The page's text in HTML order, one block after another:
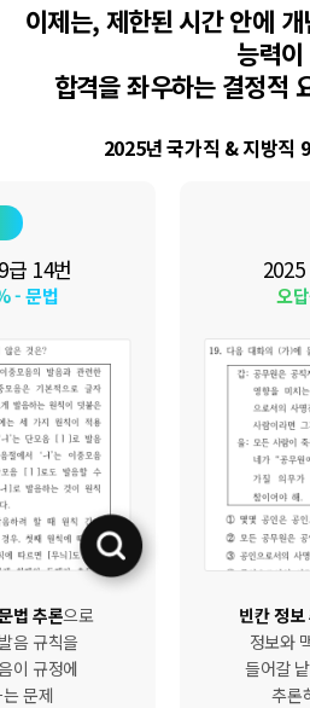
이제는, 제한된 시간 안에
능력이
합격을 좌우하는 결정적
2025년 국가직 & 지방직
급 14번
- 문법
법 추론으로
음 규칙을
이 규정에
문제
오
빈칸 정보
정보와
들어갈
추론